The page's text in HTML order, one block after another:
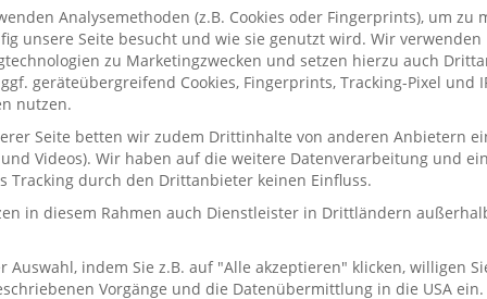
Analysemethoden (z.B. Cookies oder Fingerprints), um zu
unsere Seite besucht und wie sie genutzt wird. Wir verwenden
zu Marketingzwecken und setzen hierzu auch
geräteübergreifend Cookies, Fingerprints, Tracking-Pixel und
nutzen.
Seite betten wir zudem Drittinhalte von anderen Anbietern
Videos). Wir haben auf die weitere Datenverarbeitung und
Tracking durch den Drittanbieter keinen Einfluss.
in diesem Rahmen auch Dienstleister in Drittländern
Auswahl, indem Sie z.B. auf "Alle akzeptieren" klicken, willigen
Vorgänge und die Datenübermittlung in die USA ein.